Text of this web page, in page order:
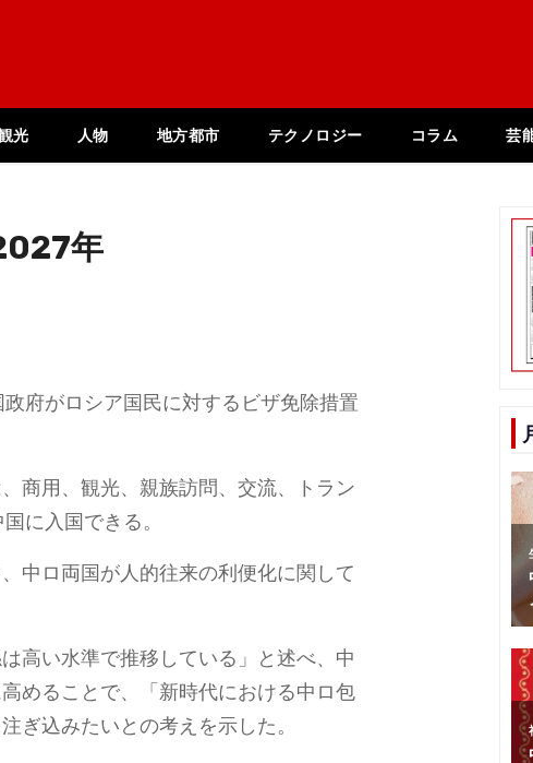
光 人物 地方都市 テクノロジー コラム 芸
年
府がロシア国民に対するビザ免除措置
商用、観光、親族訪問、交流、トラン
に入国できる。
中ロ両国が人的往来の利便化に関して
高い水準で推移している」と述べ、中
めることで、「新時代における中ロ包
ぎ込みたいとの考えを示した。